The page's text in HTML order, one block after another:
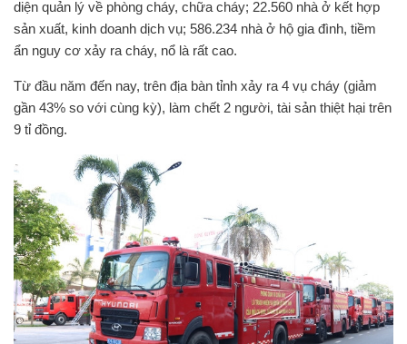
diện quản lý về phòng cháy, chữa cháy; 22.560 nhà ở kết hợp
sản xuất, kinh doanh dịch vụ; 586.234 nhà ở hộ gia đình, tiềm
ẩn nguy cơ xảy ra cháy, nổ là rất cao.
Từ đầu năm đến nay, trên địa bàn tỉnh xảy ra 4 vụ cháy (giảm
gần 43% so với cùng kỳ), làm chết 2 người, tài sản thiệt hại trên
9 tỉ đồng.